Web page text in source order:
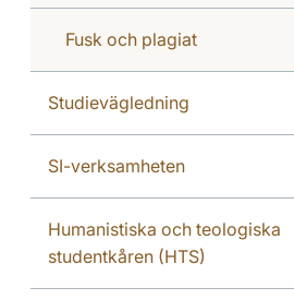
Fusk och plagiat
Studievägledning
SI-verksamheten
Humanistiska och teologiska
studentkåren (HTS)